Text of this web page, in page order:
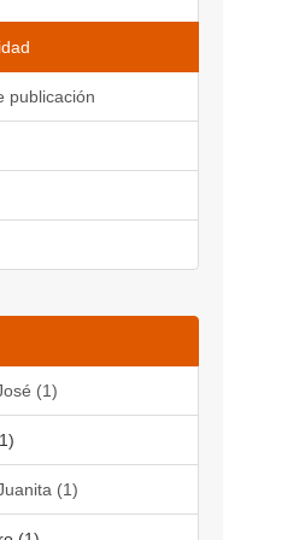
publicación
(1)
(1)